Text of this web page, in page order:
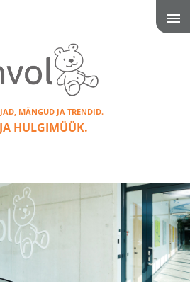
MÄNGUD JA TRENDID.
HULGIMÜÜK.